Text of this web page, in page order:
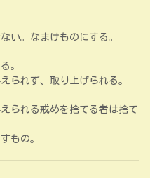
い。なまけものにする。
。
られず、取り上げられる。
られる戒めを捨てる者は捨て
もの。